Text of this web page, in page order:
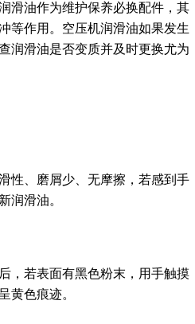
滑油作为维护保养必换配件，其
等作用。空压机润滑油如果发生
润滑油是否变质并及时更换尤为
性、磨屑少、无摩擦，若感到手
润滑油。
，若表面有黑色粉末，用手触摸
黄色痕迹。